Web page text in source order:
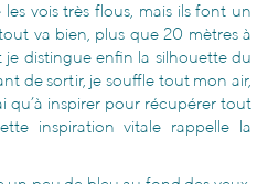
les vois très flous, mais ils font un
va bien, plus que 20 mètres à
je distingue enfin la silhouette du
de sortir, je souffle tout mon air,
qu’à inspirer pour récupérer tout
inspiration vitale rappelle la